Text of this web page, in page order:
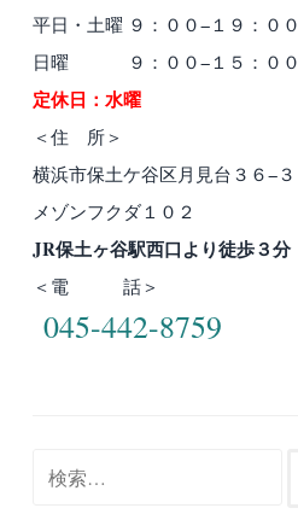
平日・土曜 ９：００−１９：００
日曜 ９：００−１５：００
定休日：水曜
＜住 所＞
横浜市保土ケ谷区月見台３６−３
メゾンフクダ１０２
JR保土ヶ谷駅西口より徒歩３分
＜電 話＞
045-442-8759